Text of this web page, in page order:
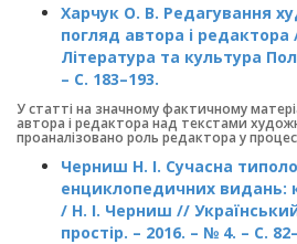
Харчук О. В. Редагування
погляд автора і
Література та культура
– С. 183–193.
У статті на значному фактичному
автора і редактора над текстами
проаналізовано роль редактора у
Черниш Н. І. Сучасна
енциклопедичних видань:
/ Н. І. Черниш //
простір. – 2016. – № 4. – С.